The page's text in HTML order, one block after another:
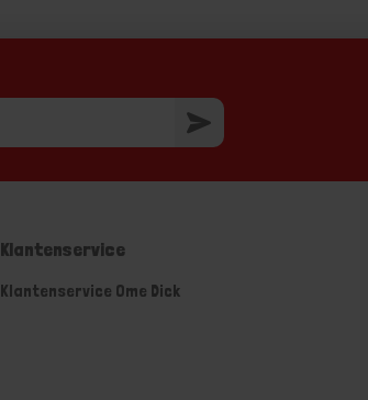
Klantenservice
Klantenservice Ome Dick